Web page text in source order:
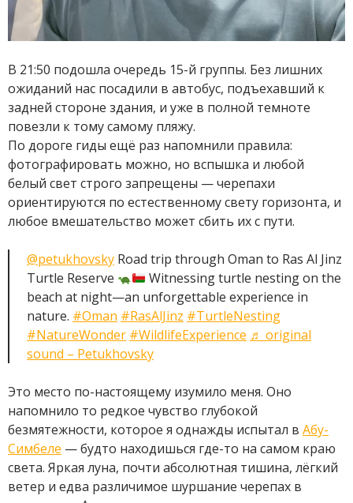
В 21:50 подошла очередь 15-й группы. Без лишних
ожиданий нас посадили в автобус, подъехавший к
задней стороне здания, и уже в полной темноте
повезли к тому самому пляжу.
По дороге гиды ещё раз напомнили правила:
фотографировать можно, но вспышка и любой
белый свет строго запрещены — черепахи
ориентируются по естественному свету горизонта, и
любое вмешательство может сбить их с пути.
@petukhovsky Road trip through Oman to Ras Al Jinz
Turtle Reserve
Witnessing turtle nesting on the
beach at night—an unforgettable experience in
nature. #Oman #RasAlJinz #TurtleNesting
#NatureWonder #WildlifeExperience ♬ original
sound – Petukhovsky
Это место по-настоящему изумило меня. Оно
напомнило то редкое чувство глубокой
безмятежности, которое я однажды испытал в Абу-
Симбеле — будто находишься где-то на самом краю
света. Яркая луна, почти абсолютная тишина, лёгкий
ветер и едва различимое шуршание черепах в